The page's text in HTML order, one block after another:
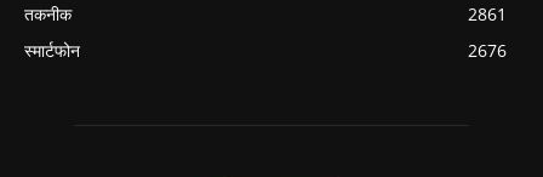
तकनीक
2861
स्मार्टफोन
2676